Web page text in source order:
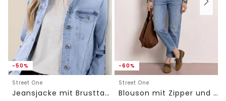
-50%
Street One
Jeansjacke mit Brusttaschen und Knöpfen
-60%
Street One
Blouson mit Zipper und Print